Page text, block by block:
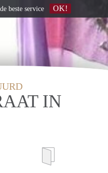
IN
beste service OK!